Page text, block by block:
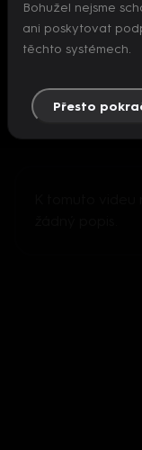
Bohužel nejsme
ani poskytovat
těchto systémech.
Přesto